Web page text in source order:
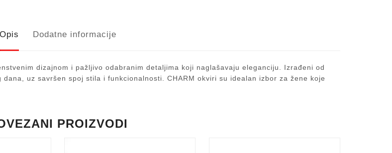
Opis Dodatne informacije
dizajnom i pažljivo odabranim detaljima koji naglašavaju eleganciju. Izrađeni od
uz savršen spoj stila i funkcionalnosti. CHARM okviri su idealan izbor za žene koje
PROIZVODI